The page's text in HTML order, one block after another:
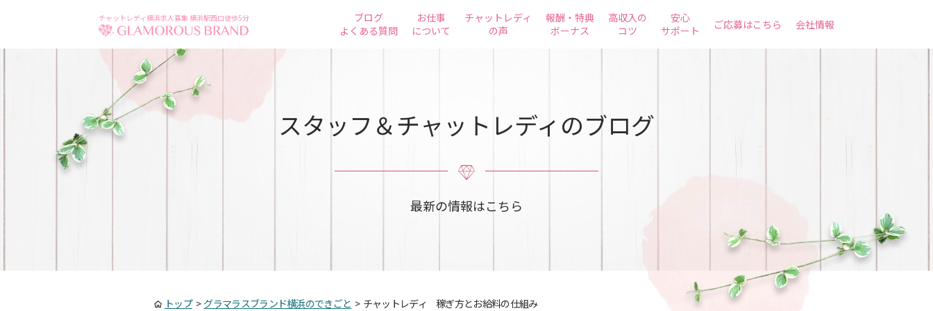
チャットレディ横浜求人募集 横浜駅西口徒歩5分
ブログ
よくある質問
お仕事
について
チャットレディ
の声
報酬・特典
ボーナス
高収入の
コツ
安心
サポート
ご応募はこちら 会社情報
スタッフ＆チャットレディのブログ
最新の情報はこちら
トップ> グラマラスブランド横浜のできごと > チャットレディ 稼ぎ方とお給料の仕組み